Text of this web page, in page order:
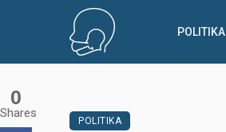
POLITIKA
POLITIKA
0
Shares